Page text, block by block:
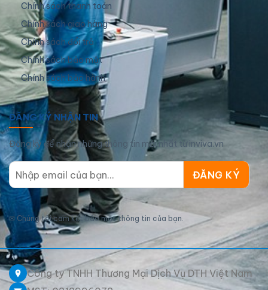
Chính sách thanh toán
Chính sách giao hàng
Chính sách đổi trả
Chính sách bảo mật
Chính sách bảo hành
ĐĂNG KÝ NHẬN TIN
Đăng ký để nhận những thông tin mới nhất từ inviva.vn
✉ Chúng tôi cam kết bảo mật thông tin của bạn.
Công ty TNHH Thương Mại Dịch Vụ DTH Việt Nam